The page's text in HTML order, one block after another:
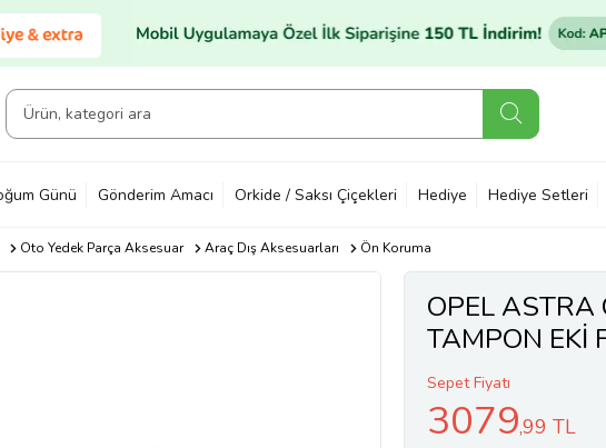
Günü Gönderim Amacı Orkide / Saksı Çiçekleri Hediye Hediye Setleri
Oto Yedek Parça Aksesuar Araç Dış Aksesuarları Ön Koruma
OPEL ASTRA
TAMPON EKİ
Sepet Fiyatı
3079,99 TL